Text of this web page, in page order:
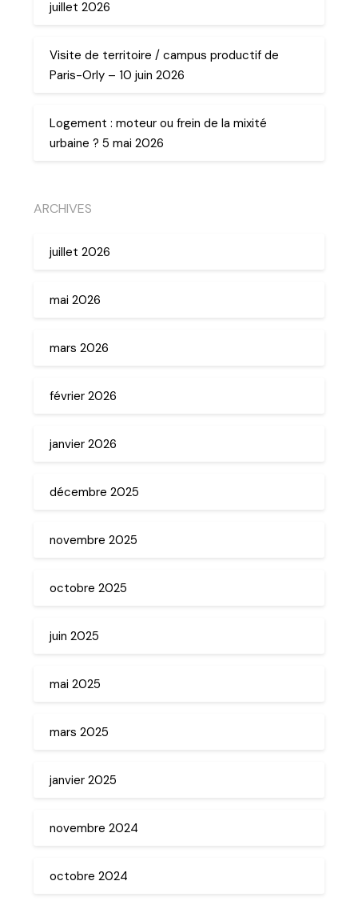
juillet 2026
Visite de territoire / campus productif de
Paris-Orly – 10 juin 2026
Logement : moteur ou frein de la mixité
urbaine ? 5 mai 2026
ARCHIVES
juillet 2026
mai 2026
mars 2026
février 2026
janvier 2026
décembre 2025
novembre 2025
octobre 2025
juin 2025
mai 2025
mars 2025
janvier 2025
novembre 2024
octobre 2024